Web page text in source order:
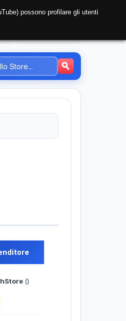
()
possono profilare gli utenti